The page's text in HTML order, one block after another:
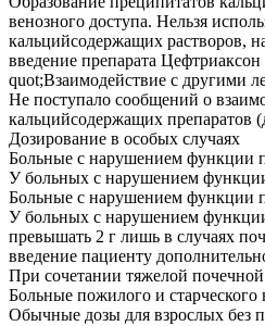
венозного доступа. Нельзя
кальцийсодержа­щих растворов,
введение препарата
quot;Взаимодействие с другими
Не поступало сообщений о
кальцийсодержащих препаратов
Дозирование в особых случаях
Больные с нарушением функции
У больных с нарушением
Больные с нарушением функции
У больных с нарушением
превышать 2 г лишь в случаях
введение пациенту
При сочетании тяжелой
Больные пожилого и старческого
Обычные дозы для взрослых без